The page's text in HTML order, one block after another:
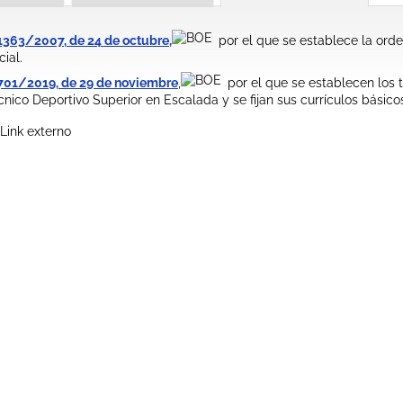
2007, de 24 de octubre,
por el que se establece la
2019, de 29 de noviembre,
por el que se establecen los
Deportivo Superior en Escalada y se fijan sus currículos